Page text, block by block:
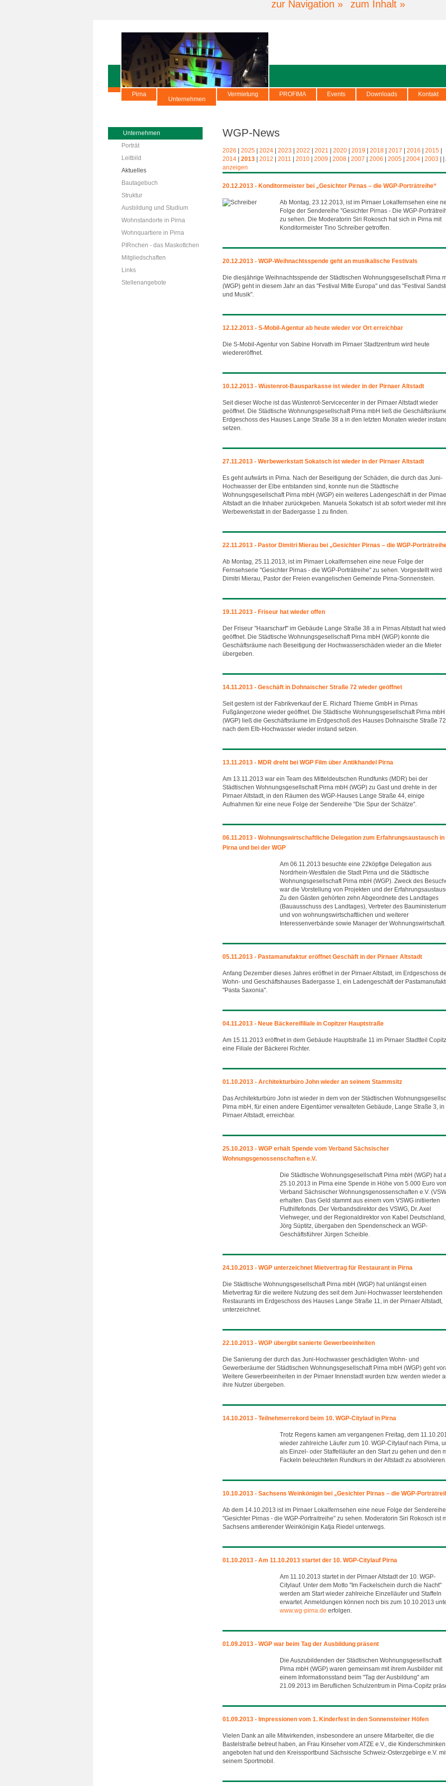
zur Navigation » zum Inhalt »
Pirna
Unternehmen
Vermietung PROFIMA Events Downloads Kontakt
Unternehmen
Porträt
Leitbild
Aktuelles
Bautagebuch
Struktur
Ausbildung und Studium
Wohnstandorte in Pirna
Wohnquartiere in Pirna
PIRnchen - das Maskottchen
Mitgliedschaften
Links
Stellenangebote
WGP-News
2026 2025 2024 2023 2022 2021 2020 2019 2018 2017 2016 2015
2014
2013 2012 2011 2010 2009 2008 2007 2006 2005 2004 2003
anzeigen
20.12.2013 - Konditormeister bei „Gesichter Pirnas – die WGP-Porträtreihe“
Ab Montag, 23.12.2013, ist im Pirnaer Lokalfernsehen eine
Folge der Sendereihe "Gesichter Pirnas - Die WGP-
zu sehen. Die Moderatorin Siri Rokosch hat sich in Pirna mit
Konditormeister Tino Schreiber getroffen.
20.12.2013 - WGP-Weihnachtsspende geht an musikalische Festivals
Die diesjährige Weihnachtsspende der Städtischen Wohnungsgesellschaft Pirna
(WGP) geht in diesem Jahr an das "Festival Mitte Europa" und das "Festival
und Musik".
12.12.2013 - S-Mobil-Agentur ab heute wieder vor Ort erreichbar
Die S-Mobil-Agentur von Sabine Horvath im Pirnaer Stadtzentrum wird heute
wiedereröffnet.
10.12.2013 - Wüstenrot-Bausparkasse ist wieder in der Pirnaer Altstadt
Seit dieser Woche ist das Wüstenrot-Servicecenter in der Pirnaer Altstadt wieder
geöffnet. Die Städtische Wohnungsgesellschaft Pirna mbH ließ die
Erdgeschoss des Hauses Lange Straße 38 a in den letzten Monaten wieder
setzen.
27.11.2013 - Werbewerkstatt Sokatsch ist wieder in der Pirnaer Altstadt
Es geht aufwärts in Pirna. Nach der Beseitigung der Schäden, die durch das Juni-
Hochwasser der Elbe entstanden sind, konnte nun die Städtische
Wohnungsgesellschaft Pirna mbH (WGP) ein weiteres Ladengeschäft in der
Altstadt an die Inhaber zurückgeben. Manuela Sokatsch ist ab sofort wieder mit
Werbewerkstatt in der Badergasse 1 zu finden.
22.11.2013 - Pastor Dimitri Mierau bei „Gesichter Pirnas – die WGP-
Ab Montag, 25.11.2013, ist im Pirnaer Lokalfernsehen eine neue Folge der
Fernsehserie "Gesichter Pirnas - die WGP-Porträtreihe" zu sehen. Vorgestellt wird
Dimitri Mierau, Pastor der Freien evangelischen Gemeinde Pirna-Sonnenstein.
19.11.2013 - Friseur hat wieder offen
Der Friseur "Haarscharf" im Gebäude Lange Straße 38 a in Pirnas Altstadt hat
geöffnet. Die Städtische Wohnungsgesellschaft Pirna mbH (WGP) konnte die
Geschäftsräume nach Beseitigung der Hochwasserschäden wieder an die Mieter
übergeben.
14.11.2013 - Geschäft in Dohnaischer Straße 72 wieder geöffnet
Seit gestern ist der Fabrikverkauf der E. Richard Thieme GmbH in Pirnas
Fußgängerzone wieder geöffnet. Die Städtische Wohnungsgesellschaft Pirna mbH
(WGP) ließ die Geschäftsräume im Erdgeschoß des Hauses Dohnaische Straße 72
nach dem Elb-Hochwasser wieder instand setzen.
13.11.2013 - MDR dreht bei WGP Film über Antikhandel Pirna
Am 13.11.2013 war ein Team des Mitteldeutschen Rundfunks (MDR) bei der
Städtischen Wohnungsgesellschaft Pirna mbH (WGP) zu Gast und drehte in der
Pirnaer Altstadt, in den Räumen des WGP-Hauses Lange Straße 44, einige
Aufnahmen für eine neue Folge der Sendereihe "Die Spur der Schätze".
06.11.2013 - Wohnungswirtschaftliche Delegation zum Erfahrungsaustausch in
Pirna und bei der WGP
Am 06.11.2013 besuchte eine 22köpfige Delegation aus
Nordrhein-Westfalen die Stadt Pirna und die Städtische
Wohnungsgesellschaft Pirna mbH (WGP). Zweck des
war die Vorstellung von Projekten und der
Zu den Gästen gehörten zehn Abgeordnete des Landtages
(Bauausschuss des Landtages), Vertreter des
und von wohnungswirtschaftlichen und weiterer
Interessenverbände sowie Manager der Wohnungswirtschaft.
05.11.2013 - Pastamanufaktur eröffnet Geschäft in der Pirnaer Altstadt
Anfang Dezember dieses Jahres eröffnet in der Pirnaer Altstadt, im Erdgeschoss
Wohn- und Geschäftshauses Badergasse 1, ein Ladengeschäft der
"Pasta Saxonia".
04.11.2013 - Neue Bäckereifiliale in Copitzer Hauptstraße
Am 15.11.2013 eröffnet in dem Gebäude Hauptstraße 11 im Pirnaer Stadtteil Copitz
eine Filiale der Bäckerei Richter.
01.10.2013 - Architekturbüro John wieder an seinem Stammsitz
Das Architekturbüro John ist wieder in dem von der Städtischen
Pirna mbH, für einen andere Eigentümer verwalteten Gebäude, Lange Straße 3, in
Pirnaer Altstadt, erreichbar.
25.10.2013 - WGP erhält Spende vom Verband Sächsischer
Wohnungsgenossenschaften e.V.
Die Städtische Wohnungsgesellschaft Pirna mbH (WGP) hat
25.10.2013 in Pirna eine Spende in Höhe von 5.000 Euro
Verband Sächsischer Wohnungsgenossenschaften e.V.
erhalten. Das Geld stammt aus einem vom VSWG initiierten
Fluthilfefonds. Der Verbandsdirektor des VSWG, Dr. Axel
Viehweger, und der Regionaldirektor von Kabel Deutschland,
Jörg Süptitz, übergaben den Spendenscheck an WGP-
Geschäftsführer Jürgen Scheible.
24.10.2013 - WGP unterzeichnet Mietvertrag für Restaurant in Pirna
Die Städtische Wohnungsgesellschaft Pirna mbH (WGP) hat unlängst einen
Mietvertrag für die weitere Nutzung des seit dem Juni-Hochwasser leerstehenden
Restaurants im Erdgeschoss des Hauses Lange Straße 11, in der Pirnaer Altstadt,
unterzeichnet.
22.10.2013 - WGP übergibt sanierte Gewerbeeinheiten
Die Sanierung der durch das Juni-Hochwasser geschädigten Wohn- und
Gewerberäume der Städtischen Wohnungsgesellschaft Pirna mbH (WGP) geht
Weitere Gewerbeeinheiten in der Pirnaer Innenstadt wurden bzw. werden wieder
ihre Nutzer übergeben.
14.10.2013 - Teilnehmerrekord beim 10. WGP-Citylauf in Pirna
Trotz Regens kamen am vergangenen Freitag, dem
wieder zahlreiche Läufer zum 10. WGP-Citylauf nach Pirna,
als Einzel- oder Staffelläufer an den Start zu gehen und den
Fackeln beleuchteten Rundkurs in der Altstadt zu absolvieren.
10.10.2013 - Sachsens Weinkönigin bei „Gesichter Pirnas – die WGP-
Ab dem 14.10.2013 ist im Pirnaer Lokalfernsehen eine neue Folge der Sendereihe
"Gesichter Pirnas - die WGP-Portraitreihe" zu sehen. Moderatorin Siri Rokosch ist
Sachsens amtierender Weinkönigin Katja Riedel unterwegs.
01.10.2013 - Am 11.10.2013 startet der 10. WGP-Citylauf Pirna
Am 11.10.2013 startet in der Pirnaer Altstadt der 10. WGP-
Citylauf. Unter dem Motto "Im Fackelschein durch die Nacht"
werden am Start wieder zahlreiche Einzelläufer und Staffeln
erwartet. Anmeldungen können noch bis zum 10.10.2013
www.wg-pirna.de erfolgen.
01.09.2013 - WGP war beim Tag der Ausbildung präsent
Die Auszubildenden der Städtischen Wohnungsgesellschaft
Pirna mbH (WGP) waren gemeinsam mit ihrem Ausbilder mit
einem Informationsstand beim "Tag der Ausbildung" am
21.09.2013 im Beruflichen Schulzentrum in Pirna-Copitz
01.09.2013 - Impressionen vom 1. Kinderfest in den Sonnensteiner Höfen
Vielen Dank an alle Mitwirkenden, insbesondere an unsere Mitarbeiter, die die
Bastelstraße betreut haben, an Frau Kinseher vom ATZE e.V., die Kinderschminken
angeboten hat und den Kreissportbund Sächsische Schweiz-Osterzgebirge e.V.
seinem Sportmobil.